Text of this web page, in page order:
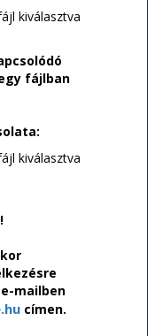
kiválasztva
fájlban
kiválasztva
mailben
címen.